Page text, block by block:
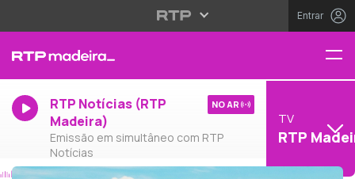
Entrar
RTP Notícias (RTP
Madeira)
Emissão em simultâneo com RTP
Notícias
NO AR
TV
RTP